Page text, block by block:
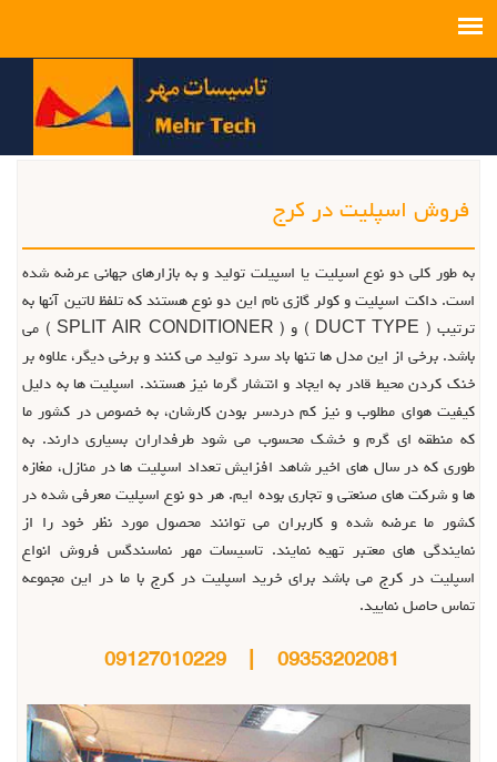
فروش اسپلیت در کرج
به طور کلی دو نوع اسپلیت یا اسپیلت تولید و به بازارهای جهانی عرضه شده
است. داکت اسپلیت و کولر گازی نام این دو نوع هستند که تلفظ لاتین آنها به
ترتیب ( DUCT TYPE ) و ( SPLIT AIR CONDITIONER ) می
باشد. برخی از این مدل ها تنها باد سرد تولید می کنند و برخی دیگر، علاوه بر
خنک کردن محیط قادر به ایجاد و انتشار گرما نیز هستند. اسپلیت ها به دلیل
کیفیت هوای مطلوب و نیز کم دردسر بودن کارشان، به خصوص در کشور ما
که منطقه ای گرم و خشک محسوب می شود طرفداران بسیاری دارند. به
طوری که در سال های اخیر شاهد افزایش تعداد اسپلیت ها در منازل، مغازه
ها و شرکت های صنعتی و تجاری بوده ایم. هر دو نوع اسپلیت معرفی شده در
کشور ما عرضه شده و کاربران می توانند محصول مورد نظر خود را از
نمایندگی های معتبر تهیه نمایند. تاسیسات مهر نماسندگس فروش انواع
اسپلیت در کرج می باشد برای خرید اسپلیت در کرج با ما در این مجموعه
تماس حاصل نمایید.
09353202081 | 09127010229